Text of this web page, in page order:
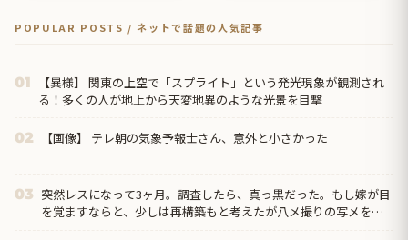
POPULAR POSTS / ネットで話題の人気記事
01
【異様】 関東の上空で「スプライト」という発光現象が観測され
る！多くの人が地上から天変地異のような光景を目撃
02 【画像】 テレ朝の気象予報士さん、意外と小さかった
03 突然レスになって3ヶ月。調査したら、真っ黒だった。もし嫁が目
を覚ますならと、少しは再構築もと考えたが八メ撮りの写メを何